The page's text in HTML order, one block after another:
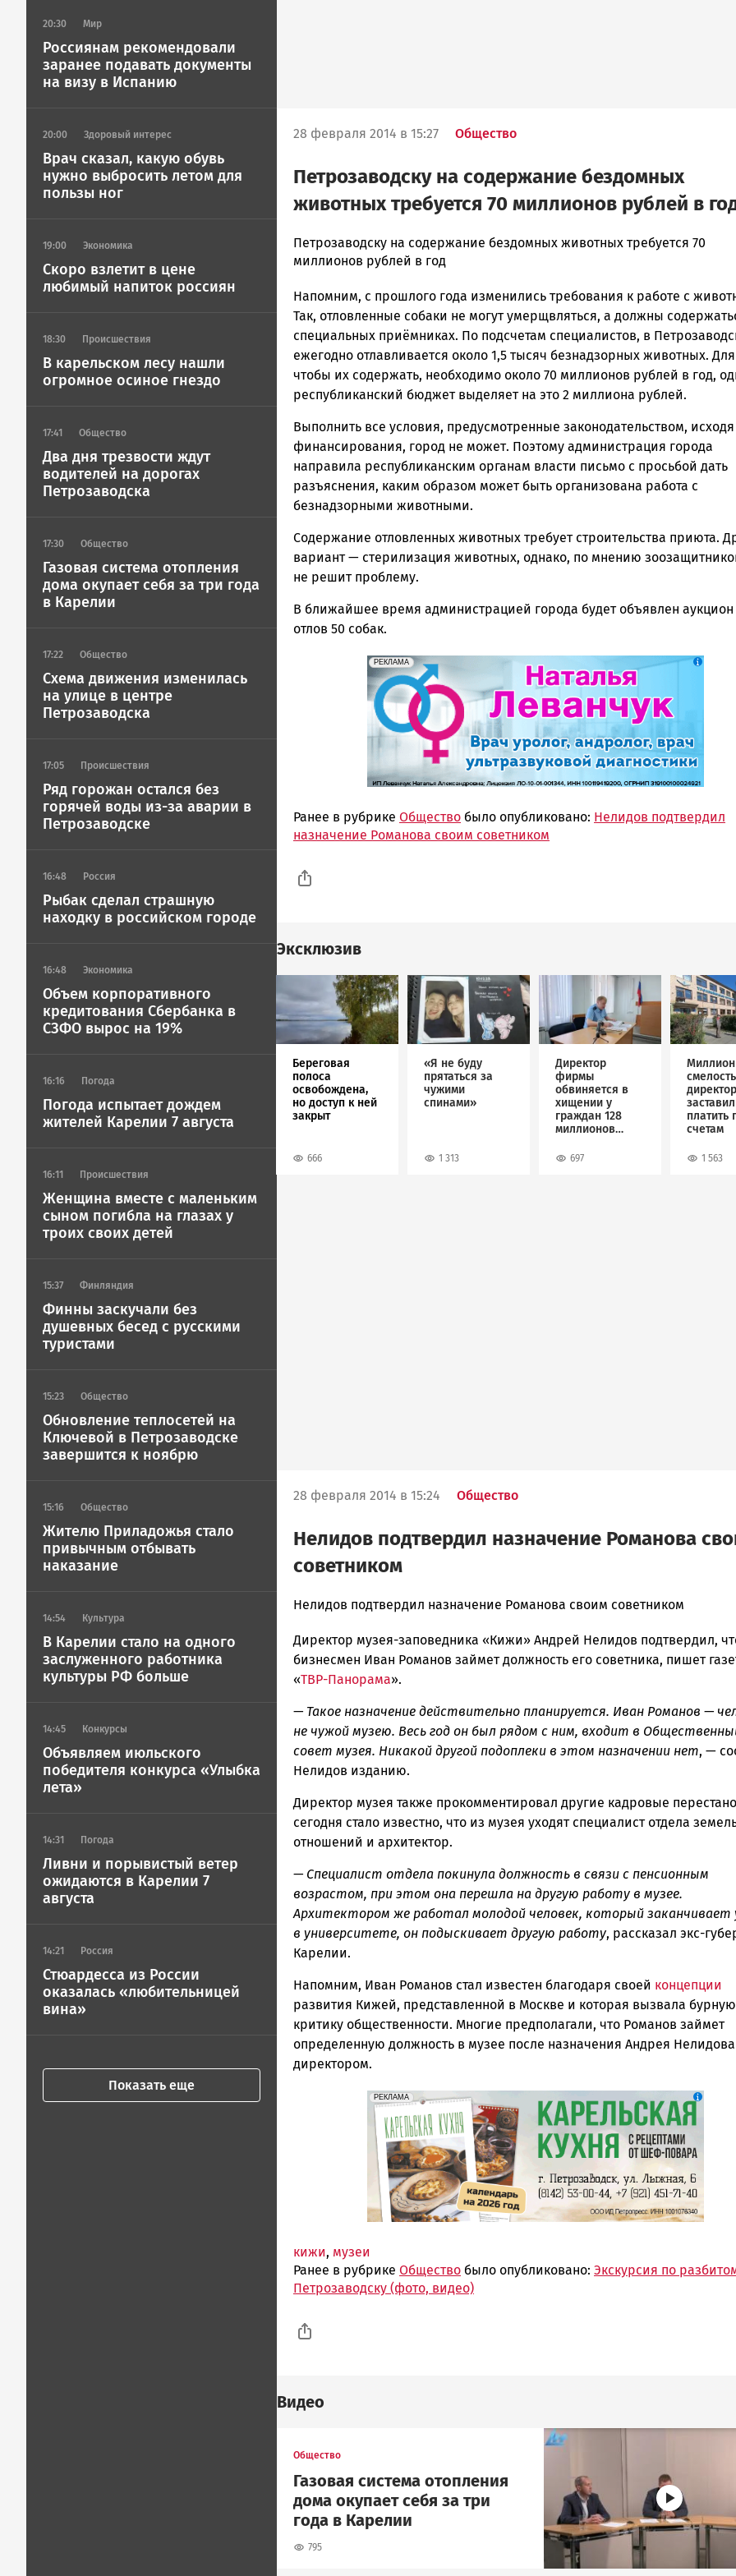
20:30 Мир
Россиянам рекомендовали
заранее подавать документы
на визу в Испанию
20:00 Здоровый интерес
Врач сказал, какую обувь
нужно выбросить летом для
пользы ног
19:00 Экономика
Скоро взлетит в цене
любимый напиток россиян
18:30 Происшествия
В карельском лесу нашли
огромное осиное гнездо
17:41 Общество
Два дня трезвости ждут
водителей на дорогах
Петрозаводска
17:30 Общество
Газовая система отопления
дома окупает себя за три года
в Карелии
17:22 Общество
Схема движения изменилась
на улице в центре
Петрозаводска
17:05 Происшествия
Ряд горожан остался без
горячей воды из-за аварии в
Петрозаводске
16:48 Россия
Рыбак сделал страшную
находку в российском городе
16:48 Экономика
Объем корпоративного
кредитования Сбербанка в
СЗФО вырос на 19%
16:16 Погода
Погода испытает дождем
жителей Карелии 7 августа
16:11 Происшествия
Женщина вместе с маленьким
сыном погибла на глазах у
троих своих детей
15:37 Финляндия
Финны заскучали без
душевных бесед с русскими
туристами
15:23 Общество
Обновление теплосетей на
Ключевой в Петрозаводске
завершится к ноябрю
15:16 Общество
Жителю Приладожья стало
привычным отбывать
наказание
14:54 Культура
В Карелии стало на одного
заслуженного работника
культуры РФ больше
14:45 Конкурсы
Объявляем июльского
победителя конкурса «Улыбка
лета»
14:31 Погода
Ливни и порывистый ветер
ожидаются в Карелии 7
августа
14:21 Россия
Стюардесса из России
оказалась «любительницей
вина»
Показать еще
28 февраля 2014 в 15:27 Общество
Петрозаводску на содержание бездомных
животных требуется 70 миллионов рублей в
admintimur
Новости
и
Карелии
|
Петрозаводск
ГОВОРИТ
Петрозаводску на содержание бездомных животных требуется 70
миллионов рублей в год
Напомним, с прошлого года изменились требования к работе с
Так, отловленные собаки не могут умерщвляться, а должны
специальных приёмниках. По подсчетам специалистов, в
ежегодно отлавливается около 1,5 тысяч безнадзорных животных. Для
чтобы их содержать, необходимо около 70 миллионов рублей в год,
республиканский бюджет выделяет на это 2 миллиона рублей.
Выполнить все условия, предусмотренные законодательством,
финансирования, город не может. Поэтому администрация города
направила республиканским органам власти письмо с просьбой дать
разъяснения, каким образом может быть организована работа с
безнадзорными животными.
Содержание отловленных животных требует строительства приюта.
вариант — стерилизация животных, однако, по мнению
не решит проблему.
В ближайшее время администрацией города будет объявлен аукцион
отлов 50 собак.
erid: 2SDnjek5YUa
РЕКЛАМА
Реклама
Ранее в рубрике Общество было опубликовано: Нелидов подтвердил
назначение Романова своим советником
Эксклюзив
Береговая
полоса
освобождена,
но доступ к ней
закрыт
666
Image
«Я не буду
прятаться за
чужими
спинами»
1 313
Директор
фирмы
обвиняется в
хищении у
граждан 128
миллионов
697
Image
платить
счетам
1 563
28 февраля 2014 в 15:24 Общество
Нелидов подтвердил назначение Романова
советником
admintimur
Петрозаводска
и
Карелии
Петрозаводск
ГОВОРИТ
Нелидов подтвердил назначение Романова своим советником
Директор музея-заповедника «Кижи» Андрей Нелидов подтвердил,
бизнесмен Иван Романов займет должность его советника, пишет
«ТВР-Панорама».
— Такое назначение действительно планируется. Иван Романов —
не чужой музею. Весь год он был рядом с ним, входит в
совет музея. Никакой другой подоплеки в этом назначении нет, —
Нелидов изданию.
Директор музея также прокомментировал другие кадровые
сегодня стало известно, что из музея уходят специалист отдела
отношений и архитектор.
— Специалист отдела покинула должность в связи с пенсионным
возрастом, при этом она перешла на другую работу в музее.
Архитектором же работал молодой человек, который заканчивает
в университете, он подыскивает другую работу, рассказал экс-
Карелии.
Напомним, Иван Романов стал известен благодаря своей концепции
развития Кижей, представленной в Москве и которая вызвала бурную
критику общественности. Многие предполагали, что Романов займет
определенную должность в музее после назначения Андрея Нелидова
директором.
erid: 2SDnjdZZiDC
РЕКЛАМА
Реклама
кижи, музеи
Ранее в рубрике Общество было опубликовано: Экскурсия по
Петрозаводску (фото, видео)
Видео
Общество
Газовая система отопления
дома окупает себя за три
года в Карелии
795
Image